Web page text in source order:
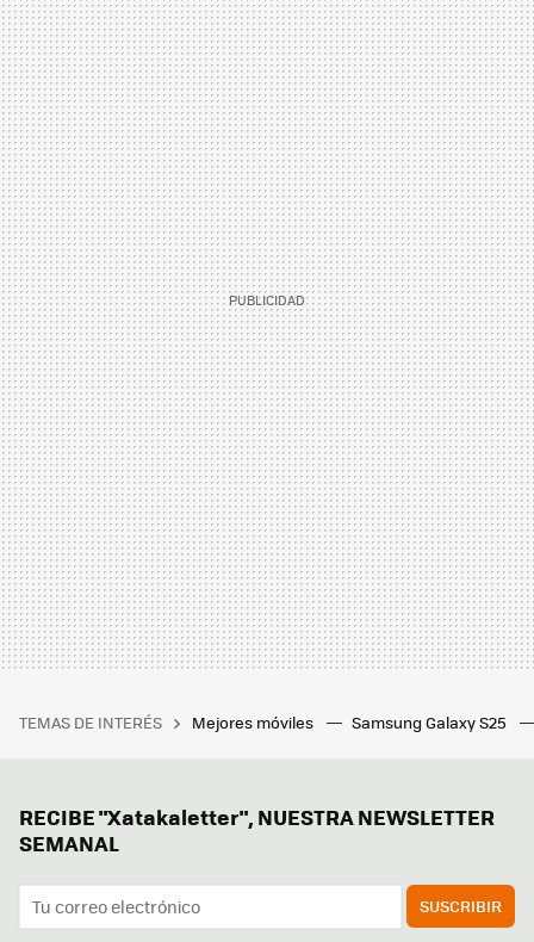
TEMAS DE INTERÉS Mejores móviles Samsung Galaxy S25
RECIBE "Xatakaletter", NUESTRA NEWSLETTER
SEMANAL
SUSCRIBIR